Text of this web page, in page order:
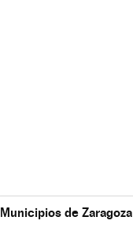
Municipios de Zaragoza